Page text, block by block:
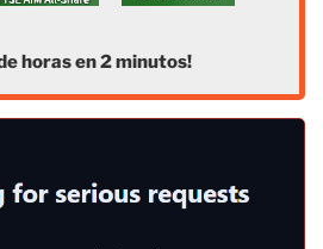
horas en 2 minutos!